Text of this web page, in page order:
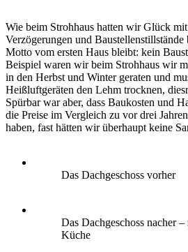
Wie beim Strohhaus hatten wir Glück
Verzögerungen und Baustellenstillstände
Motto vom ersten Haus bleibt: kein
Beispiel waren wir beim Strohhaus wir
in den Herbst und Winter geraten und
Heißluftgeräten den Lehm trocknen,
Spürbar war aber, dass Baukosten und
die Preise im Vergleich zu vor drei
haben, fast hätten wir überhaupt keine
Das Dachgeschoss vorher
Das Dachgeschoss nacher
Küche